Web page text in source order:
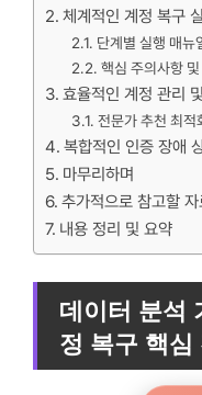
체계적인 계정 복구
단계별 실행 매뉴
핵심 주의사항
효율적인 계정 관리
전문가 추천 최적
복합적인 인증 장애
마무리하며
추가적으로 참고할 자
내용 정리 및 요약
데이터 분석
정 복구 핵심